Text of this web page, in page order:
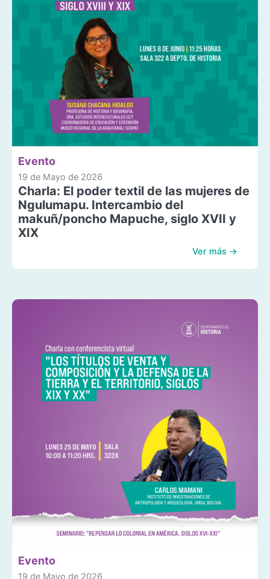
Evento
19 de Mayo de 2026
Charla: El poder textil de las mujeres de
Ngulumapu. Intercambio del
makuñ/poncho Mapuche, siglo XVII y
XIX
Ver más →
Evento
19 de Mayo de 2026